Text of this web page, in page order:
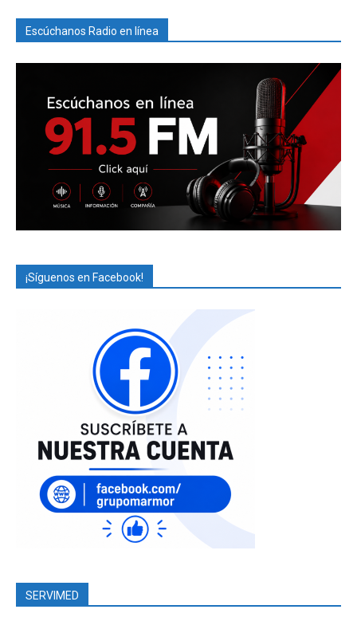
Escúchanos Radio en línea
¡Síguenos en Facebook!
SERVIMED